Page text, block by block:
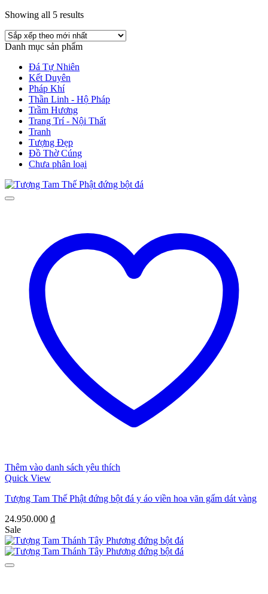
Showing all 5 results
Danh mục sản phẩm
Đá Tự Nhiên
Kết Duyên
Pháp Khí
Thần Linh - Hộ Pháp
Trầm Hương
Trang Trí - Nội Thất
Tranh
Tượng Đẹp
Đồ Thờ Cúng
Chưa phân loại
Thêm vào danh sách yêu thích
Quick View
Tượng Tam Thế Phật đứng bột đá y áo viền hoa văn gấm dát vàng
24.950.000 ₫
Sale